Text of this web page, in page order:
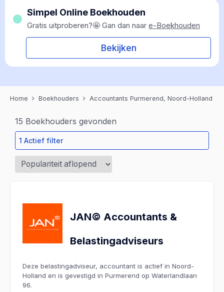
Simpel Online Boekhouden
Gratis uitproberen?🤩 Gan dan naar e-Boekhouden
Bekijken
Home Boekhouders Accountants Purmerend, Noord-Holland
15 Boekhouders gevonden
1 Actief filter
JAN© Accountants &
Belastingadviseurs
Deze belastingadviseur, accountant is actief in Noord-
Holland en is gevestigd in Purmerend op Waterlandlaan
96.